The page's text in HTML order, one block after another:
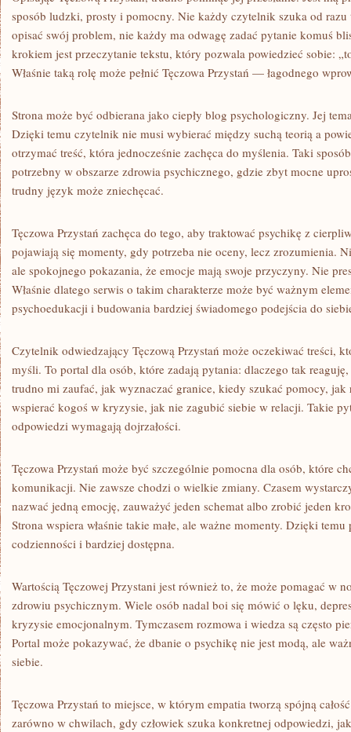
sposób ludzki, prosty i pomocny. Nie każdy czytelnik szuka od
opisać swój problem, nie każdy ma odwagę zadać pytanie komuś
krokiem jest przeczytanie tekstu, który pozwala powiedzieć sobie:
Właśnie taką rolę może pełnić Tęczowa Przystań — łagodnego
Strona może być odbierana jako ciepły blog psychologiczny. Jej
Dzięki temu czytelnik nie musi wybierać między suchą teorią a
otrzymać treść, która jednocześnie zachęca do myślenia. Taki
potrzebny w obszarze zdrowia psychicznego, gdzie zbyt mocne
trudny język może zniechęcać.
Tęczowa Przystań zachęca do tego, aby traktować psychikę z
pojawiają się momenty, gdy potrzeba nie oceny, lecz zrozumienia.
ale spokojnego pokazania, że emocje mają swoje przyczyny. Nie
Właśnie dlatego serwis o takim charakterze może być ważnym
psychoedukacji i budowania bardziej świadomego podejścia do
Czytelnik odwiedzający Tęczową Przystań może oczekiwać treści,
myśli. To portal dla osób, które zadają pytania: dlaczego tak
trudno mi zaufać, jak wyznaczać granice, kiedy szukać pomocy,
wspierać kogoś w kryzysie, jak nie zagubić siebie w relacji. Takie
odpowiedzi wymagają dojrzałości.
Tęczowa Przystań może być szczególnie pomocna dla osób, które
komunikacji. Nie zawsze chodzi o wielkie zmiany. Czasem
nazwać jedną emocję, zauważyć jeden schemat albo zrobić jeden
Strona wspiera właśnie takie małe, ale ważne momenty. Dzięki
codzienności i bardziej dostępna.
Wartością Tęczowej Przystani jest również to, że może pomagać w
zdrowiu psychicznym. Wiele osób nadal boi się mówić o lęku,
kryzysie emocjonalnym. Tymczasem rozmowa i wiedza są często
Portal może pokazywać, że dbanie o psychikę nie jest modą, ale
siebie.
Tęczowa Przystań to miejsce, w którym empatia tworzą spójną
zarówno w chwilach, gdy człowiek szuka konkretnej odpowiedzi,